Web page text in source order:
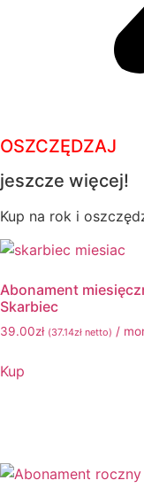
OSZCZĘDZAJ
jeszcze więcej!
Kup na rok i
Abonament
Skarbiec
39.00zł (37.14zł netto) /
Kup